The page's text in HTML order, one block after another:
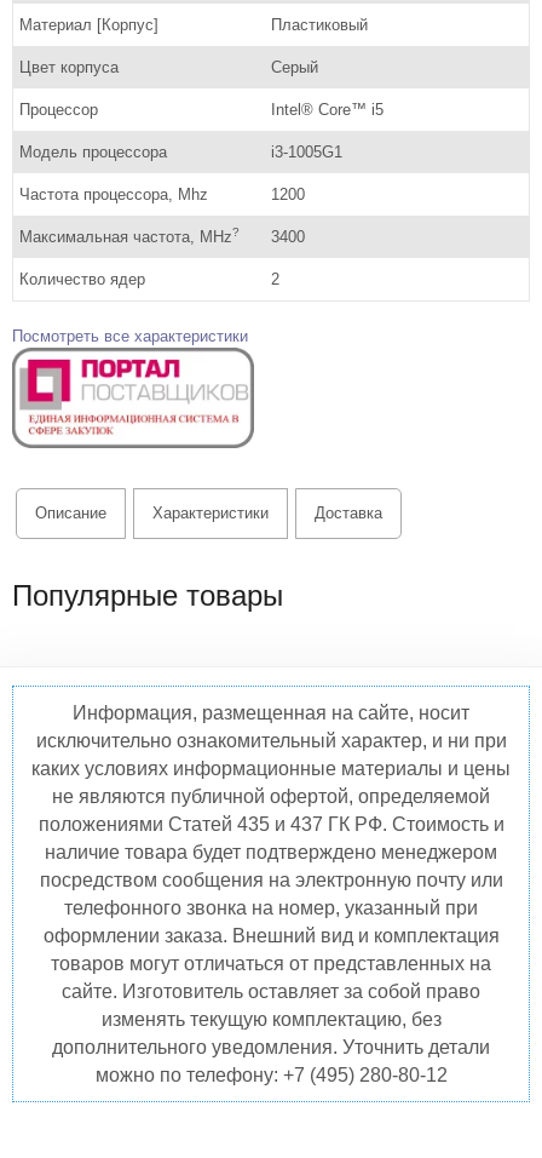
Материал [Корпус] Пластиковый
Цвет корпуса Серый
Процессор Intel® Core™ i5
Модель процессора i3-1005G1
Частота процессора, Mhz 1200
Максимальная частота, MHz? 3400
Количество ядер 2
Посмотреть все характеристики
Описание Характеристики Доставка
Популярные товары
Информация, размещенная на сайте, носит
исключительно ознакомительный характер, и ни при
каких условиях информационные материалы и цены
не являются публичной офертой, определяемой
положениями Статей 435 и 437 ГК РФ. Стоимость и
наличие товара будет подтверждено менеджером
посредством сообщения на электронную почту или
телефонного звонка на номер, указанный при
оформлении заказа. Внешний вид и комплектация
товаров могут отличаться от представленных на
сайте. Изготовитель оставляет за собой право
изменять текущую комплектацию, без
дополнительного уведомления. Уточнить детали
можно по телефону: +7 (495) 280-80-12